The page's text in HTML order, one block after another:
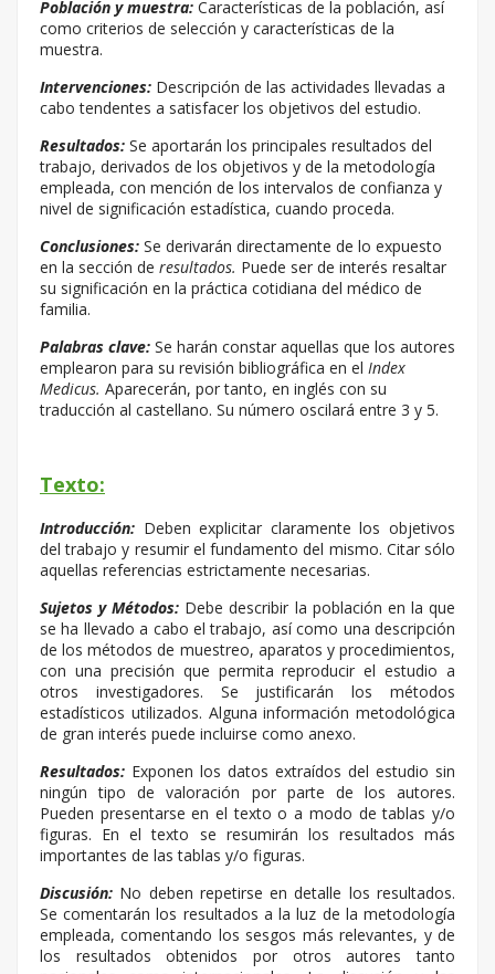
Población y muestra: Características de la población, así
como criterios de selección y características de la
muestra.
Intervenciones: Descripción de las actividades llevadas a
cabo tendentes a satisfacer los objetivos del estudio.
Resultados: Se aportarán los principales resultados del
trabajo, derivados de los objetivos y de la metodología
empleada, con mención de los intervalos de confianza y
nivel de significación estadística, cuando proceda.
Conclusiones: Se derivarán directamente de lo expuesto
en la sección de resultados. Puede ser de interés resaltar
su significación en la práctica cotidiana del médico de
familia.
Palabras clave: Se harán constar aquellas que los autores
emplearon para su revisión bibliográfica en el Index
Medicus. Aparecerán, por tanto, en inglés con su
traducción al castellano. Su número oscilará entre 3 y 5.
Texto:
Introducción: Deben explicitar claramente los objetivos
del trabajo y resumir el fundamento del mismo. Citar sólo
aquellas referencias estrictamente necesarias.
Sujetos y Métodos: Debe describir la población en la que
se ha llevado a cabo el trabajo, así como una descripción
de los métodos de muestreo, aparatos y procedimientos,
con una precisión que permita reproducir el estudio a
otros investigadores. Se justificarán los métodos
estadísticos utilizados. Alguna información metodológica
de gran interés puede incluirse como anexo.
Resultados: Exponen los datos extraídos del estudio sin
ningún tipo de valoración por parte de los autores.
Pueden presentarse en el texto o a modo de tablas y/o
figuras. En el texto se resumirán los resultados más
importantes de las tablas y/o figuras.
Discusión: No deben repetirse en detalle los resultados.
Se comentarán los resultados a la luz de la metodología
empleada, comentando los sesgos más relevantes, y de
los resultados obtenidos por otros autores tanto